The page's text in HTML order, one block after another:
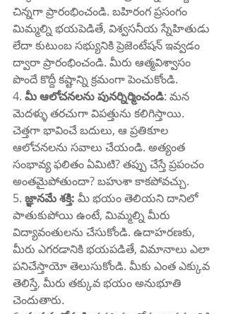
చిన్నగా ప్రారంభించండి. బహిరంగ ప్రసంగం
మిమ్మల్ని భయపెడితే, విశ్వసనీయ స్నేహితుడు
లేదా కుటుంబ సభ్యునికి ప్రెజెంటేషన్ ఇవ్వడం
ద్వారా ప్రారంభించండి. మీరు ఆత్మవిశ్వాసం
పొందే కొద్దీ కష్టాన్ని క్రమంగా పెంచుకోండి.
4. మీ ఆలోచనలను పునర్నిర్మించండి: మన
మెదళ్ళు తరచుగా విపత్తును కలిగిస్తాయి.
చెత్తగా భావించే బదులు, ఆ ప్రతికూల
ఆలోచనలను సవాలు చేయండి. అత్యంత
సంభావ్య ఫలితం ఏమిటి? తప్పు చేస్తే ప్రపంచం
అంతమైపోతుందా? బహుశా కాకపోవచ్చు.
5. జ్ఞానమే శక్తి: మీ భయం తెలియని దానిలో
పాతుకుపోయి ఉంటే, మిమ్మల్ని మీరు
విద్యావంతులను చేసుకోండి. ఉదాహరణకు,
మీరు ఎగరడానికి భయపడితే, విమానాలు ఎలా
పనిచేస్తాయో తెలుసుకోండి. మీకు ఎంత ఎక్కువ
తెలిస్తే, మీరు తక్కువ భయం అనుభూతి
చెందుతారు.